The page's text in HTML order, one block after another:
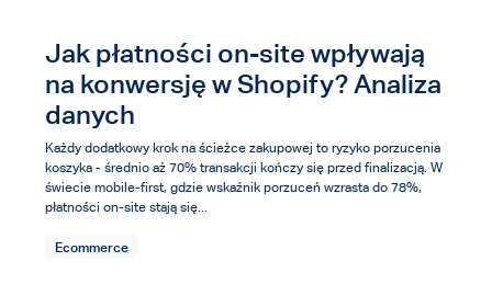
Jak płatności on-site wpływają
na konwersję w Shopify? Analiza
danych
Każdy dodatkowy krok na ścieżce zakupowej to ryzyko porzucenia
koszyka - średnio aż 70% transakcji kończy się przed finalizacją. W
świecie mobile-first, gdzie wskaźnik porzuceń wzrasta do 78%,
płatności on-site stają się...
Ecommerce